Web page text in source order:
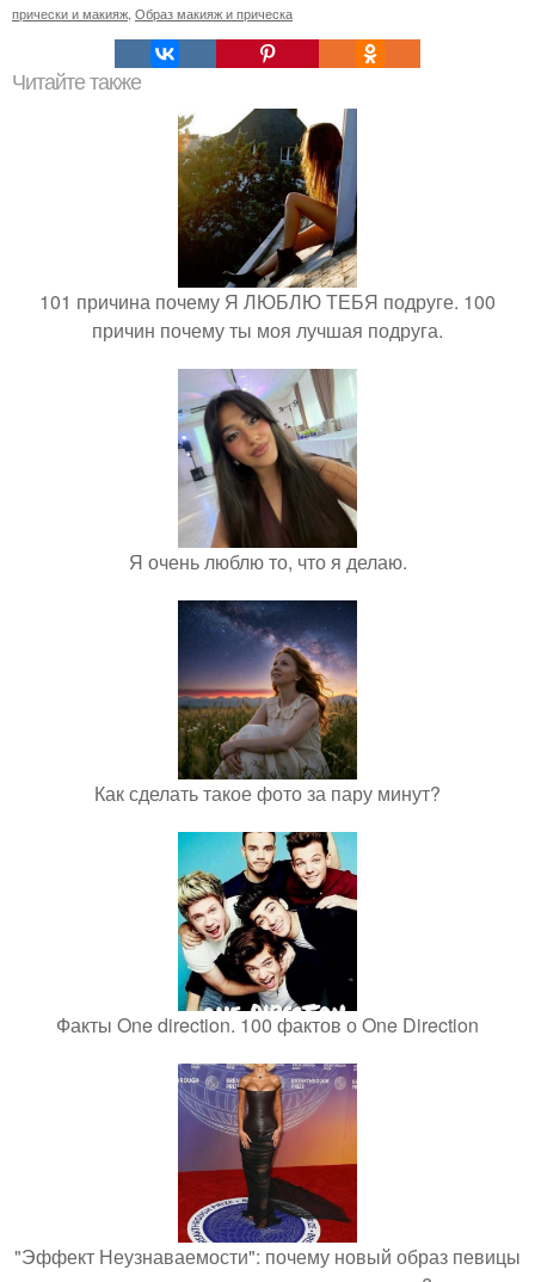
прически и макияж Образ макияж и прическа
Читайте также
101 причина почему Я ЛЮБЛЮ ТЕБЯ подруге. 100
причин почему ты моя лучшая подруга.
Я очень люблю то, что я делаю.
Как сделать такое фото за пару минут?
Факты One direction. 100 фактов о One Direction
"Эффект Неузнаваемости": почему новый образ певицы